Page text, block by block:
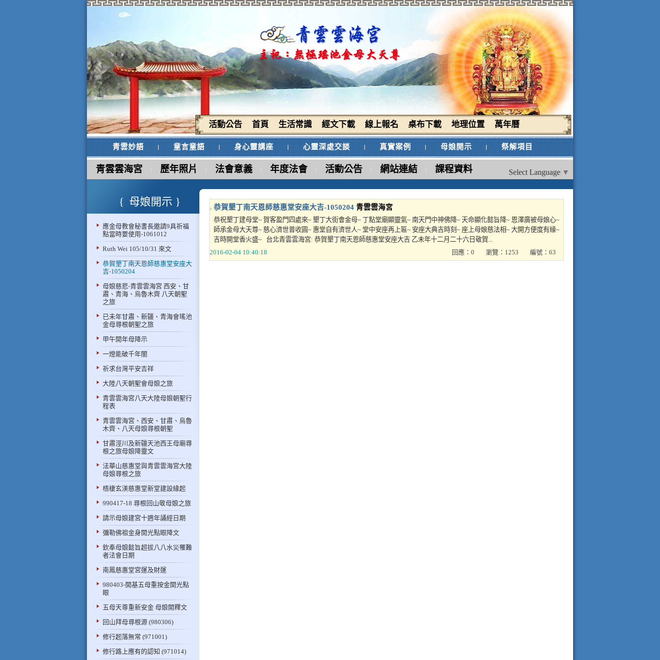
活動公告 首頁 生活常識 經文下載 線上報名 桌布下載 地理位置 萬年曆
青雲妙語 童言童語 身心靈講座 心靈深處交談 真實案例 母娘開示 祭解項目
青雲雲海宮 歷年照片 法會意義 年度法會 活動公告 網站連結 課程資料 Select Language ▼
母娘開示
應金母教會秘書長邀請9具祈福
點當時要使用-1061012
​Ruth Wei 105/10/31 來文
恭賀墾丁南天恩師慈惠堂安座大
吉-1050204
母娘慈悲-青雲雲海宮 西安、甘
肅、青海、烏魯木齊 八天朝聖
之旅
已未年甘肅、新疆、青海會瑤池
金母尋根朝聖之旅
甲午開年母降示
一燈能破千年闇
祈求台灣平安吉祥
大陸八天朝聖會母娘之旅
青雲雲海宮八天大陸母娘朝聖行
程表
青雲雲海宮、西安、甘肅、烏魯
木齊、八天母娘尋根朝聖
甘肅涇川及新疆天池西王母廟尋
根之旅母娘降靈文
法華山慈惠堂與青雲雲海宮大陸
母娘尋根之旅
梧棲玄渼慈惠堂新堂建設緣起
990417-18 尋根回山敬母娘之旅
請示母娘建宮十週年誦經日期
彌勒佛祖金身開光點眼降文
欽奉母娘懿旨超拔八八水災罹難
者法會日期
南鳳慈惠堂宮運及財運
980403-開基五母重按金開光點
眼
五母天尊重新安金 母娘開釋文
回山拜母尋根源 (980306)
修行起落無常 (971001)
修行路上應有的認知 (971014)
恭賀墾丁南天恩師慈惠堂安座大吉-1050204 青雲雲海宮
恭祝墾丁建母堂~ 賀客盈門四處來~ 墾丁大街會金母~ 丁點堂廟顯靈氣~ 南天門中神佛降~ 天命顯化懿旨降~ 恩澤廣被母娘心~
師承金母大天尊~ 慈心濟世普收圓~ 惠堂自有濟世人~ 堂中安座再上匾~ 安座大典吉時刻~ 座上母娘慈法相~ 大開方便度有緣~
吉時開堂香火盛~ 台北青雲雲海宮: 恭賀墾丁南天恩師慈惠堂安座大吉 乙未年十二月二十六日敬賀...
2016-02-04 10:40:18
編號：63
瀏覽：1253
回應：0